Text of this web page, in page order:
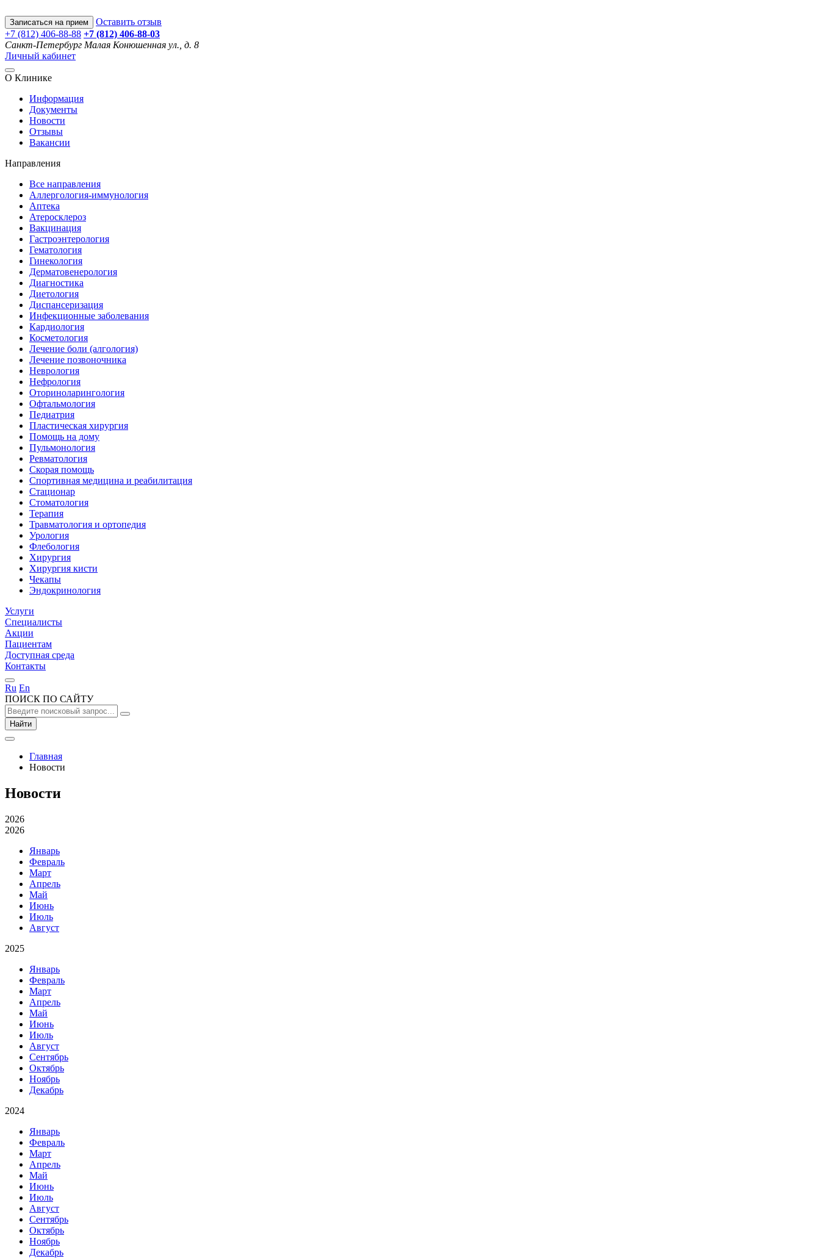
Записаться на прием
Оставить отзыв
+7 (812) 406-88-88 +7 (812) 406-88-03
Санкт-Петербург Малая Конюшенная ул., д. 8
Личный кабинет
О Клинике
Информация
Документы
Новости
Отзывы
Вакансии
Направления
Все направления
Аллергология-иммунология
Аптека
Атеросклероз
Вакцинация
Гастроэнтерология
Гематология
Гинекология
Дерматовенерология
Диагностика
Диетология
Диспансеризация
Инфекционные заболевания
Кардиология
Косметология
Лечение боли (алгология)
Лечение позвоночника
Неврология
Нефрология
Оториноларингология
Офтальмология
Педиатрия
Пластическая хирургия
Помощь на дому
Пульмонология
Ревматология
Скорая помощь
Спортивная медицина и реабилитация
Стационар
Стоматология
Терапия
Травматология и ортопедия
Урология
Флебология
Хирургия
Хирургия кисти
Чекапы
Эндокринология
Услуги
Специалисты
Акции
Пациентам
Доступная среда
Контакты
Ru En
ПОИСК ПО САЙТУ
Найти
Главная
Новости
Новости
2026
2026
Январь
Февраль
Март
Апрель
Май
Июнь
Июль
Август
2025
Январь
Февраль
Март
Апрель
Май
Июнь
Июль
Август
Сентябрь
Октябрь
Ноябрь
Декабрь
2024
Январь
Февраль
Март
Апрель
Май
Июнь
Июль
Август
Сентябрь
Октябрь
Ноябрь
Декабрь